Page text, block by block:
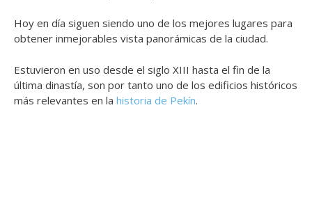
Hoy en día siguen siendo uno de los mejores lugares para
obtener inmejorables vista panorámicas de la ciudad.
Estuvieron en uso desde el siglo XIII hasta el fin de la
última dinastía, son por tanto uno de los edificios históricos
más relevantes en la historia de Pekín.